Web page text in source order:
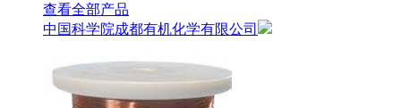
查看全部产品
中国科学院成都有机化学有限公司